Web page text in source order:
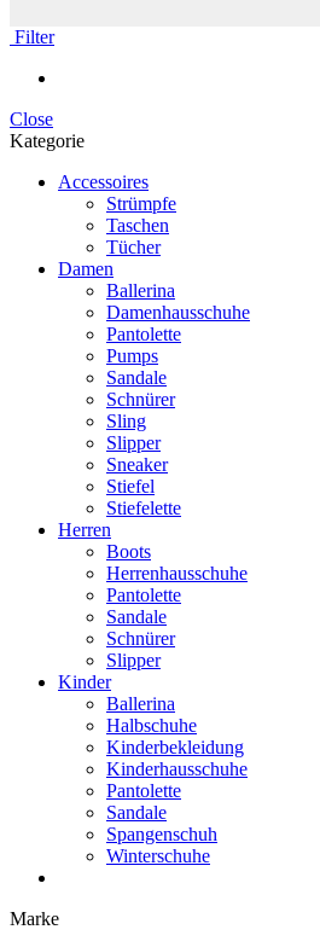
Filter
Close
Kategorie
Accessoires
Strümpfe
Taschen
Tücher
Damen
Ballerina
Damenhausschuhe
Pantolette
Pumps
Sandale
Schnürer
Sling
Slipper
Sneaker
Stiefel
Stiefelette
Herren
Boots
Herrenhausschuhe
Pantolette
Sandale
Schnürer
Slipper
Kinder
Ballerina
Halbschuhe
Kinderbekleidung
Kinderhausschuhe
Pantolette
Sandale
Spangenschuh
Winterschuhe
Marke